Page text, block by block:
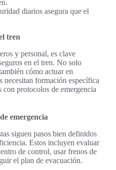
diarios asegura que el
tren
y personal, es clave
en el tren. No solo
cómo actuar en
necesitan formación específica
con protocolos de emergencia
emergencia
siguen pasos bien definidos
Estos incluyen evaluar
de control, usar frenos de
el plan de evacuación.